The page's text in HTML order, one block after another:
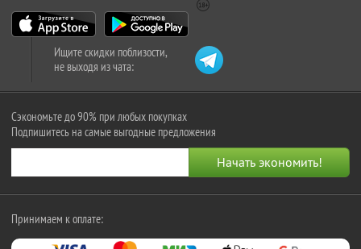
Ищите скидки поблизости,
не выходя из чата:
Сэкономьте до 90% при любых покупках
Подпишитесь на самые выгодные предложения
Принимаем к оплате: